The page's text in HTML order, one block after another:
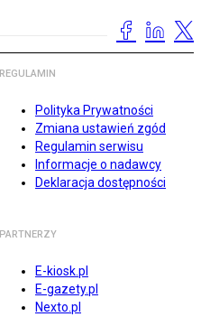
REGULAMIN
Polityka Prywatności
Zmiana ustawień zgód
Regulamin serwisu
Informacje o nadawcy
Deklaracja dostępności
PARTNERZY
E-kiosk.pl
E-gazety.pl
Nexto.pl